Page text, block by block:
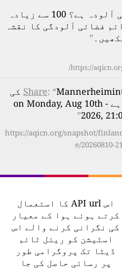
آج ہوا کتنی آلودہ ہے؟ 100 سے زیادہ
فضائی آلودگی کا نقشہ
”
https://
Share : “
Mannerheimintie, Helsinki, Finland کی
ہے - on Monday, Aug 10th
2026,
”
https://aqicn.org/snapshot/
e/20260810-
اس API url کا استعمال
کرتے ہوئے ہوا کے معیار
کی نگرانی کرنے والے اس
اسٹیشن کو ریئل ٹائم
ڈیٹا تک پروگرامی طور
پر رسائی حاصل کی جا